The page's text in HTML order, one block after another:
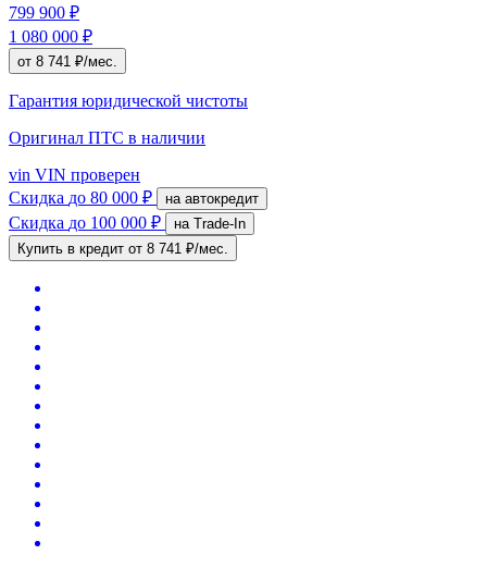
799 900 ₽
1 080 000 ₽
от 8 741 ₽/мес.
Гарантия юридической чистоты
Оригинал ПТС в наличии
vin VIN проверен
Скидка до 80 000 ₽ на автокредит
Скидка до 100 000 ₽
на Trade-In
Купить в кредит от 8 741 ₽/мес.